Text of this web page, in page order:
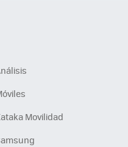
Movilidad